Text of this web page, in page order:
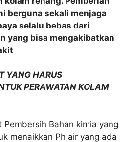
berguna sekali menjaga
selalu bebas dari
yang bisa mengakibatkan
YANG HARUS
PERAWATAN KOLAM
Pembersih Bahan kimia yang
menaikkan Ph air yang ada